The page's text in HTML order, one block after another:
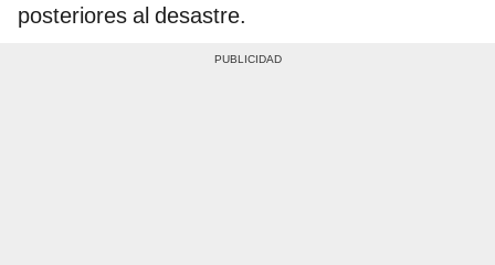
posteriores al desastre.